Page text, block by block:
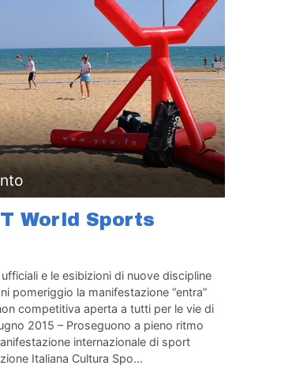
World Sports
e le esibizioni di nuove discipline
pomeriggio la manifestazione “entra”
competitiva aperta a tutti per le vie di
2015 – Proseguono a pieno ritmo
internazionale di sport
Italiana Cultura Spo...